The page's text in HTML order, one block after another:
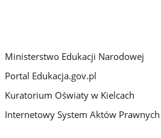
Ministerstwo Edukacji Narodowej
Portal Edukacja.gov.pl
Kuratorium Oświaty w Kielcach
Internetowy System Aktów Prawnych